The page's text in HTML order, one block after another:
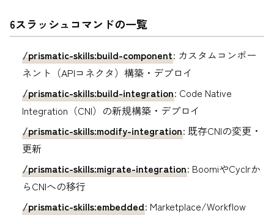
6スラッシュコマンドの一覧
/prismatic-skills:build-component: カスタムコンポー
ネント（APIコネクタ）構築・デプロイ
/prismatic-skills:build-integration: Code Native
Integration（CNI）の新規構築・デプロイ
/prismatic-skills:modify-integration: 既存CNIの変更・
更新
/prismatic-skills:migrate-integration: BoomiやCyclrか
らCNIへの移行
/prismatic-skills:embedded: Marketplace/Workflow